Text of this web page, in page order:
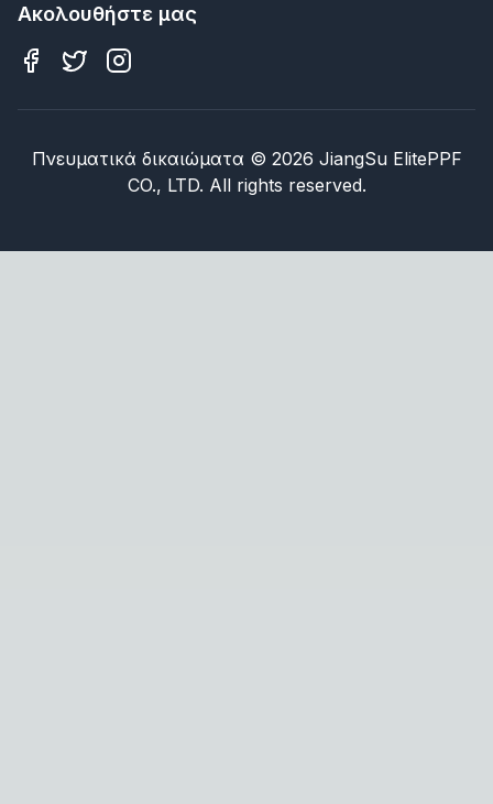
Ακολουθήστε μας
Πνευματικά δικαιώματα © 2026 JiangSu ElitePPF
CO., LTD. All rights reserved.